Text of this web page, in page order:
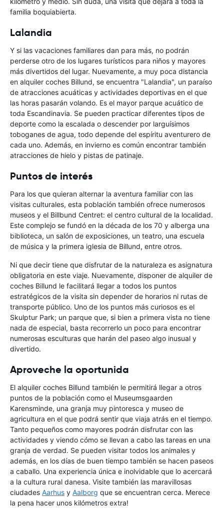
familia boquiabierta.
Lalandia
Y si las vacaciones familiares dan para más, no podrán
perderse otro de los lugares turísticos para niños y mayores
más divertidos del lugar. Nuevamente, a muy poca distancia
en alquiler coches Billund, se encuentra "Lalandia", un paraíso
de atracciones acuáticas y actividades deportivas en el que
las horas pasarán volando. Es el mayor parque acuático de
toda Escandinavia. Se pueden practicar diferentes tipos de
deporte como la escalada o descender por larguísimos
toboganes de agua, todo depende del espíritu aventurero de
cada uno. Además, en invierno es común encontrar también
atracciones de hielo y pistas de patinaje.
Puntos de interés
Para los que quieran alternar la aventura familiar con las
visitas culturales, esta población también ofrece numerosos
museos y el Billbund Centret: el centro cultural de la localidad.
Este complejo se fundó en la década de los 70 y alberga una
biblioteca, un salón de exposiciones, un teatro, una escuela
de música y la primera iglesia de Billund, entre otros.
Ni que decir tiene que disfrutar de la naturaleza es asignatura
obligatoria en este viaje. Nuevamente, disponer de alquiler de
coches Billund le facilitará llegar a todos los puntos
estratégicos de la visita sin depender de horarios ni rutas de
transporte público. Uno de los puntos más curiosos es el
Skulptur Park; un parque que, si bien a primera vista no tiene
nada de especial, basta recorrerlo un poco para encontrar
numerosas esculturas que harán del paseo algo inusual y
divertido.
Aproveche la oportunida
El alquiler coches Billund también le permitirá llegar a otros
puntos de la población como el Museumsgaarden
Karensminde, una granja muy pintoresca y museo de
agricultura en el que podrá sentir que viaja atrás en el tiempo.
Tanto pequeños como mayores podrán disfrutar con las
actividades y viendo cómo se llevan a cabo las tareas en una
granja de verdad. Se pueden visitar todos los animales y
además, en los días de buen tiempo también se hacen paseos
a caballo. Una experiencia única e inolvidable que lo acercará
a la cultura rural danesa. Visite también las maravillosas
ciudades Aarhus y Aalborg que se encuentran cerca. Merece
la pena hacer unos kilómetros extra!